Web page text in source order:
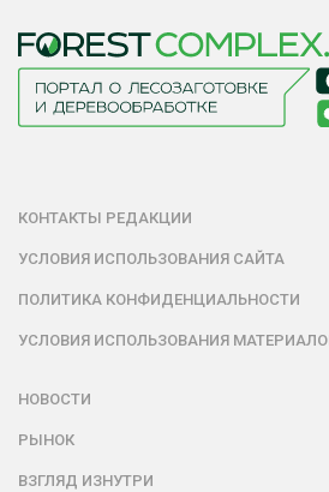
КОНТАКТЫ РЕДАКЦИИ
УСЛОВИЯ ИСПОЛЬЗОВАНИЯ САЙТА
ПОЛИТИКА КОНФИДЕНЦИАЛЬНОСТИ
УСЛОВИЯ ИСПОЛЬЗОВАНИЯ
НОВОСТИ
РЫНОК
ВЗГЛЯД ИЗНУТРИ